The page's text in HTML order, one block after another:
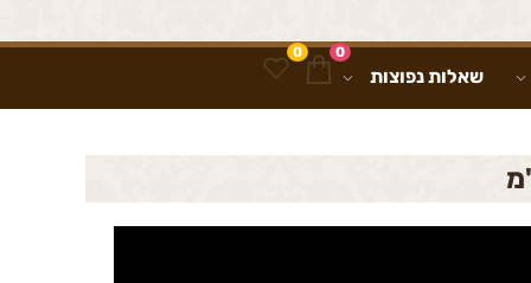
0 0
שאלות נפוצות